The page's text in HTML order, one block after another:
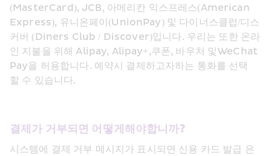
(MasterCard), JCB, 아메리칸 익스프레스(American
Express), 유니온페이(UnionPay) 및 다이너스클럽/디스
커버 (Diners Club / Discover)입니다. 우리는 또한 온라
인 지불을 위해 Alipay, Alipay+,쿠폰, 바우처 및WeChat
Pay을 허용합니다. 예약시 결제하고자하는 통화를 선택
할 수 있습니다.
결제가 거부되면 어떻게해야합니까?
시스템에 결제 거부 메시지가 표시되면 신용 카드 발급 은